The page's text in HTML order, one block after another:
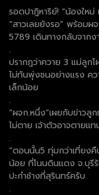
รอดปาฎิหาริย์! “น้องให
“สาวเลยยังรอ” พร้อมผ
5789 เดินทางกลับจาก
.
ปรากฎว่าควาย 3 แม่ลูก
ไม่ทันพุ่งชนอย่างแรง ค
เล็กน้อย
.
“ผจก.หนึ่ง”เผยกับข่าวลู
ไม่ตาย เจ้าตัวอาจตายแท
.
“ตอนนั้น5 ทุ่มกว่าเที่ยงคื
น้อย ที่โนนดินแดง จ.บุรี
ปะกำช้างที่สุรินทร์ครับ
.